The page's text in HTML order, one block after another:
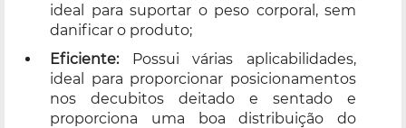
ideal para suportar o peso corporal, sem
danificar o produto;
Eficiente:Possui várias aplicabilidades,
ideal para proporcionar posicionamentos
nos decubitos deitado e sentado e
proporciona uma boa distribuição do